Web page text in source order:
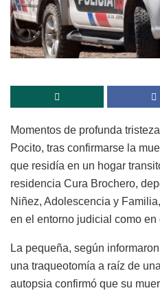
Momentos de profunda
Pocito, tras confirmarse la
que residía en un hogar
residencia Cura Brochero,
Niñez, Adolescencia y
en el entorno judicial como
La pequeña, según
una traqueotomía a raíz de
autopsia confirmó que su